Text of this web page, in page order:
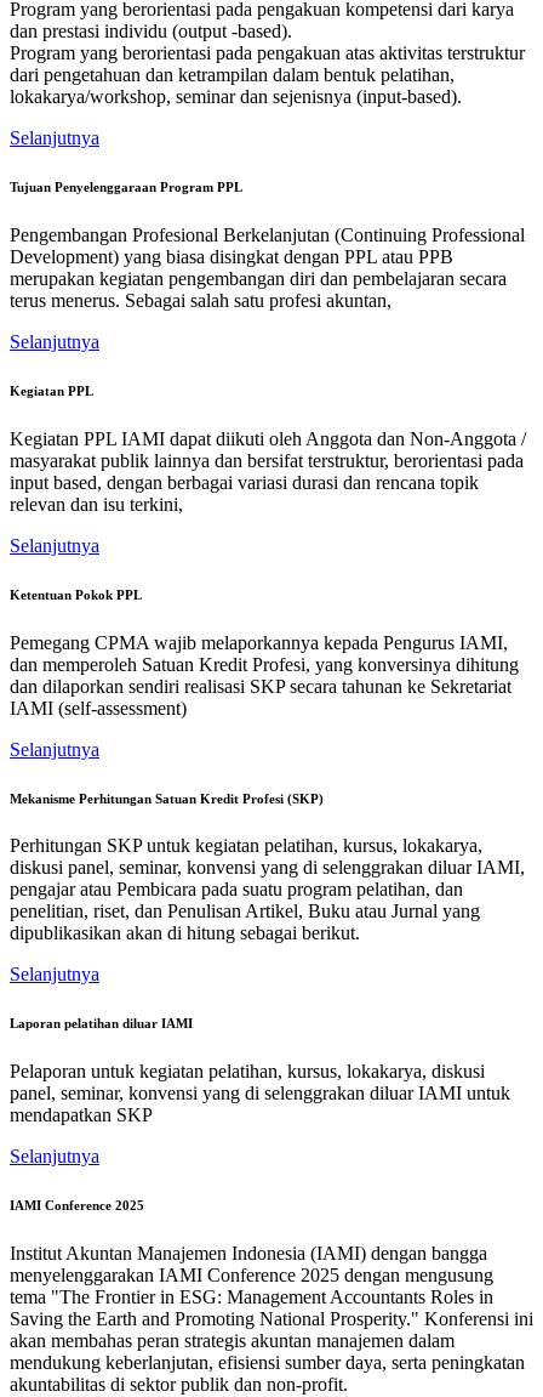
Program yang berorientasi pada pengakuan kompetensi dari karya
dan prestasi individu (output -based).
Program yang berorientasi pada pengakuan atas aktivitas terstruktur
dari pengetahuan dan ketrampilan dalam bentuk pelatihan,
lokakarya/workshop, seminar dan sejenisnya (input-based).
Selanjutnya
Tujuan Penyelenggaraan Program PPL
Pengembangan Profesional Berkelanjutan (Continuing Professional
Development) yang biasa disingkat dengan PPL atau PPB
merupakan kegiatan pengembangan diri dan pembelajaran secara
terus menerus. Sebagai salah satu profesi akuntan,
Selanjutnya
Kegiatan PPL
Kegiatan PPL IAMI dapat diikuti oleh Anggota dan Non-Anggota /
masyarakat publik lainnya dan bersifat terstruktur, berorientasi pada
input based, dengan berbagai variasi durasi dan rencana topik
relevan dan isu terkini,
Selanjutnya
Ketentuan Pokok PPL
Pemegang CPMA wajib melaporkannya kepada Pengurus IAMI,
dan memperoleh Satuan Kredit Profesi, yang konversinya dihitung
dan dilaporkan sendiri realisasi SKP secara tahunan ke Sekretariat
IAMI (self-assessment)
Selanjutnya
Mekanisme Perhitungan Satuan Kredit Profesi (SKP)
Perhitungan SKP untuk kegiatan pelatihan, kursus, lokakarya,
diskusi panel, seminar, konvensi yang di selenggrakan diluar IAMI,
pengajar atau Pembicara pada suatu program pelatihan, dan
penelitian, riset, dan Penulisan Artikel, Buku atau Jurnal yang
dipublikasikan akan di hitung sebagai berikut.
Selanjutnya
Laporan pelatihan diluar IAMI
Pelaporan untuk kegiatan pelatihan, kursus, lokakarya, diskusi
panel, seminar, konvensi yang di selenggrakan diluar IAMI untuk
mendapatkan SKP
Selanjutnya
IAMI Conference 2025
Institut Akuntan Manajemen Indonesia (IAMI) dengan bangga
menyelenggarakan IAMI Conference 2025 dengan mengusung
tema "The Frontier in ESG: Management Accountants Roles in
Saving the Earth and Promoting National Prosperity." Konferensi ini
akan membahas peran strategis akuntan manajemen dalam
mendukung keberlanjutan, efisiensi sumber daya, serta peningkatan
akuntabilitas di sektor publik dan non-profit.